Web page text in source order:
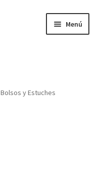
Menú
Bolsos y Estuches